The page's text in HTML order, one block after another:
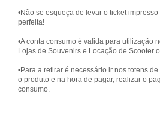
•Não se esqueça de levar o ticket
perfeita!
•A conta consumo é valida para utilização
Lojas de Souvenirs e Locação de Scooter
•Para a retirar é necessário ir nos totens
o produto e na hora de pagar, realizar o
consumo.